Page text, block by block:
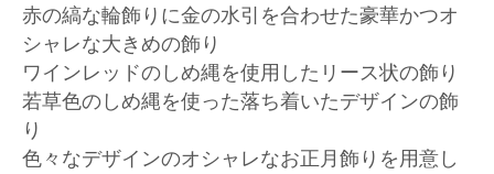
赤の縞な輪飾りに金の水引を合わせた豪華かつオ
シャレな大きめの飾り
ワインレッドのしめ縄を使用したリース状の飾り
若草色のしめ縄を使った落ち着いたデザインの飾
り
色々なデザインのオシャレなお正月飾りを用意し